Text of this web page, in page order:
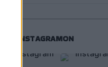
INSTAGRAMON